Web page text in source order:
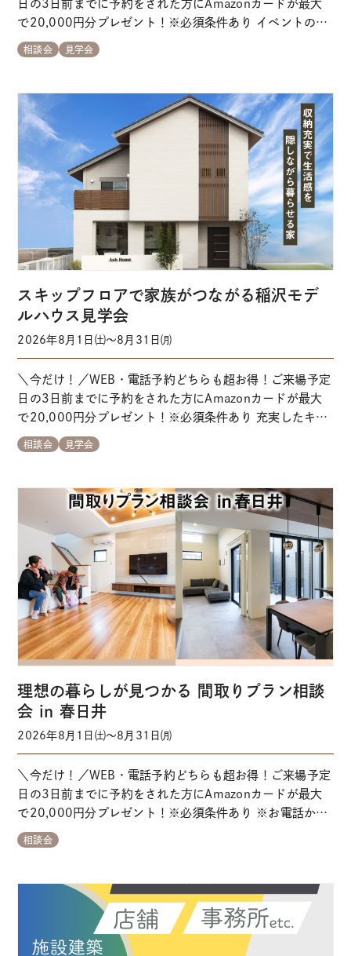
日の3日前までに予約をされた方にAmazonカードが最大
で20,000円分プレゼント！※必須条件あり イベントのポ
イント ＼
よくあるご質問 ★ご予約特典★
定日の3日前のご予約で最大20,000円分のギフトカードを
券をプレゼント【プ…
相談会 見学会
スキップフロアで家族がつながる稲沢モデ
ルハウス見学会
2026年8月1日㈯～8月31日㈪
＼今だけ！／WEB・電話予約どちらも超お得！ご来場予定
日の3日前までに予約をされた方にAmazonカードが最大
で20,000円分プレゼント！※必須条件あり 充実したキッ
ズスペースを完備！開放感あふれるスキップリビング×ぐ
るりと回遊できる動線をリアル体験できるモデルハウスで
★ご予約特典★
ご来場予定…
相談会 見学会
理想の暮らしが見つかる 間取りプラン相談
会 in 春日井
2026年8月1日㈯～8月31日㈪
＼今だけ！／WEB・電話予約どちらも超お得！ご来場予定
日の3日前までに予約をされた方にAmazonカードが最大
で20,000円分プレゼント！※必須条件あり ※お電話から
ご予約される方はこちらからお問い合わせください 【ガイ
ダンス①→②にお掛けください】↑タップでかかります。
います。 イベントのポイント ＼
相談会